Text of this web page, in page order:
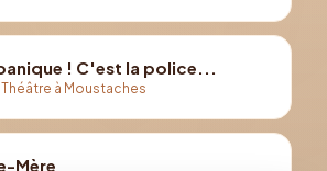
! C'est la police...
Théâtre à Moustaches
Mère